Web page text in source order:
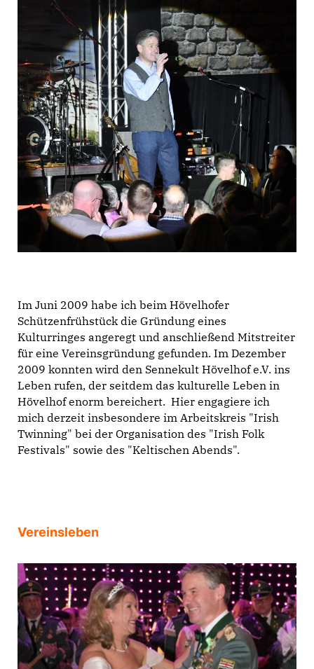
Im Juni 2009 habe ich beim Hövelhofer
Schützenfrühstück die Gründung eines
Kulturringes angeregt und anschließend Mitstreiter
für eine Vereinsgründung gefunden. Im Dezember
2009 konnten wird den Sennekult Hövelhof e.V. ins
Leben rufen, der seitdem das kulturelle Leben in
Hövelhof enorm bereichert. Hier engagiere ich
mich derzeit insbesondere im Arbeitskreis "Irish
Twinning" bei der Organisation des "Irish Folk
Festivals" sowie des "Keltischen Abends".
Vereinsleben